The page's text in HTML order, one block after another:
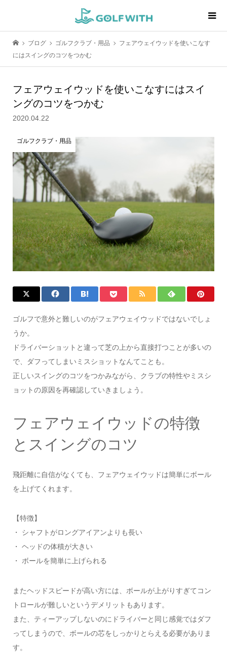
ブログ ゴルフクラブ・用品
フェアウェイウッドを使いこなす
にはスイングのコツをつかむ
フェアウェイウッドを使いこなすにはスイ
ングのコツをつかむ
2020.04.22
ゴルフクラブ・用品
ゴルフで意外と難しいのがフェアウェイウッドではないでしょ
うか。
ドライバーショットと違って芝の上から直接打つことが多いの
で、ダフってしまいミスショットなんてことも。
正しいスイングのコツをつかみながら、クラブの特性やミスシ
ョットの原因を再確認していきましょう。
フェアウェイウッドの特徴
とスイングのコツ
飛距離に自信がなくても、フェアウェイウッドは簡単にボール
を上げてくれます。
【特徴】
・ シャフトがロングアイアンよりも長い
・ ヘッドの体積が大きい
・ ボールを簡単に上げられる
またヘッドスピードが高い方には、ボールが上がりすぎてコン
トロールが難しいというデメリットもあります。
また、ティーアップしないのにドライバーと同じ感覚ではダフ
ってしまうので、ボールの芯をしっかりとらえる必要がありま
す。